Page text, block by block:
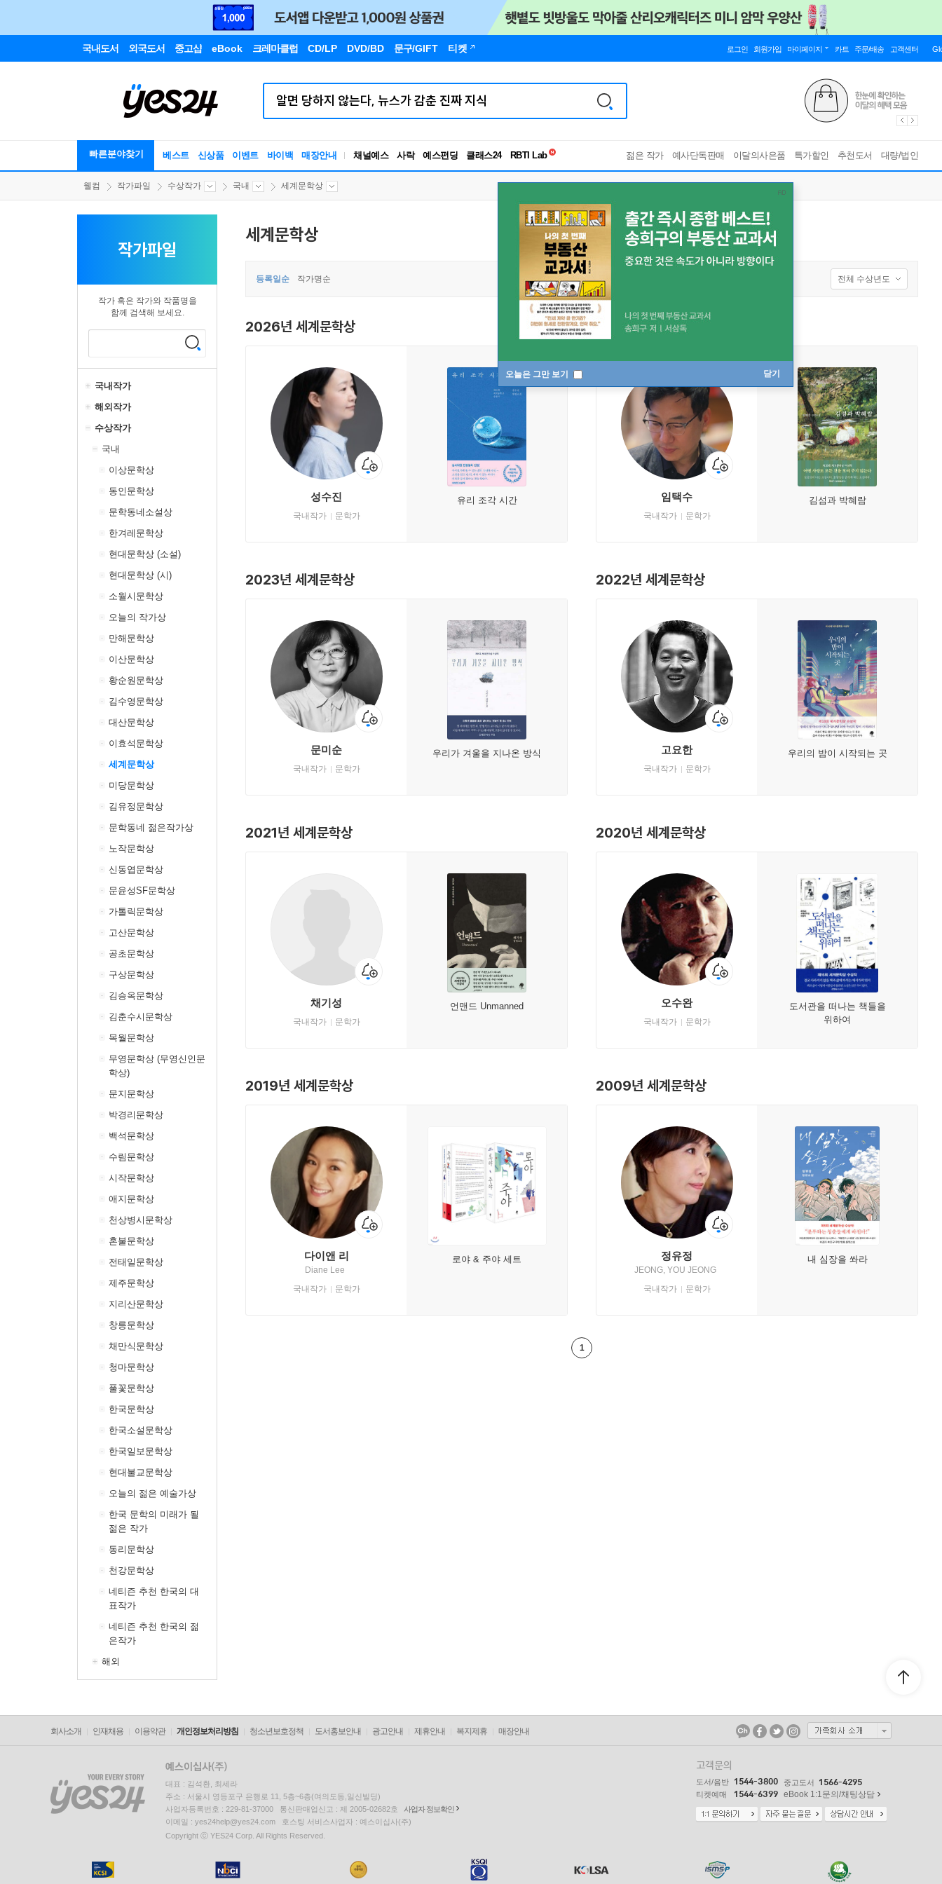
국내도서 외국도서 중고샵 eBook 크레마클럽 CD/LP DVD/BD 문구/GIFT 티켓 로그인 회원가입 마이페이지 카트 주문/배송 고객센터
빠른분야찾기 베스트 신상품 이벤트 바이백 매장안내 채널예스 사락 예스펀딩 클래스24
RBTI Lab
독서유형검사
젊은 작가 예사단독판매 이달의사은품 특가할인 추천도서 대량/법인
오늘은 그만 보기 닫기
웰컴 작가파일 수상작가 국내 세계문학상
작가파일
작가 혹은 작가와 작품명을
함께 검색해 보세요.
국내작가
해외작가
수상작가
국내
이상문학상
동인문학상
문학동네소설상
한겨레문학상
현대문학상 (소설)
현대문학상 (시)
소월시문학상
오늘의 작가상
만해문학상
이산문학상
황순원문학상
김수영문학상
대산문학상
이효석문학상
세계문학상
미당문학상
김유정문학상
문학동네 젊은작가상
노작문학상
신동엽문학상
문윤성SF문학상
가톨릭문학상
고산문학상
공초문학상
구상문학상
김승옥문학상
김춘수시문학상
목월문학상
무영문학상 (무영신인문
학상)
문지문학상
박경리문학상
백석문학상
수림문학상
시작문학상
애지문학상
천상병시문학상
혼불문학상
전태일문학상
제주문학상
지리산문학상
창릉문학상
채만식문학상
청마문학상
풀꽃문학상
한국문학상
한국소설문학상
한국일보문학상
현대불교문학상
오늘의 젊은 예술가상
한국 문학의 미래가 될
젊은 작가
동리문학상
천강문학상
네티즌 추천 한국의 대
표작가
네티즌 추천 한국의 젊
은작가
해외
세계문학상
등록일순 작가명순
2026년 세계문학상
성수진
국내작가 문학가
유리 조각 시간
2024년 세계문학상
임택수
국내작가 문학가
김섬과 박혜람
2023년 세계문학상
문미순
국내작가 문학가
우리가 겨울을 지나온 방식
2022년 세계문학상
고요한
국내작가 문학가
우리의 밤이 시작되는 곳
2021년 세계문학상
채기성
국내작가 문학가
언맨드 Unmanned
2020년 세계문학상
오수완
국내작가 문학가
도서관을 떠나는 책들을
위하여
2019년 세계문학상
다이앤 리
Diane Lee
국내작가
문학가
로야 & 주야 세트
2009년 세계문학상
정유정
JEONG, YOU JEONG
국내작가
문학가
내 심장을 쏴라
1
회사소개 인재채용 이용약관 개인정보처리방침 청소년보호정책 도서홍보안내 광고안내 제휴안내 복지제휴 매장안내
대표 : 김석환, 최세라
주소 : 서울시 영등포구 은행로 11, 5층~6층(여의도동,일신빌딩)
사업자등록번호 : 229-81-37000 통신판매업신고 : 제 2005-02682호
사업자 정보확인
이메일 : yes24help@yes24.com 호스팅 서비스사업자 : 예스이십사(주)
Copyright ⓒ YES24 Corp. All Rights Reserved.
고객문의
도서/음반 1544-3800 중고도서 1566-4295
티켓예매 1544-6399 eBook 1:1문의/채팅상담